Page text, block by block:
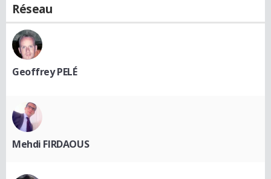
Réseau
Geoffrey PELÉ
Mehdi FIRDAOUS